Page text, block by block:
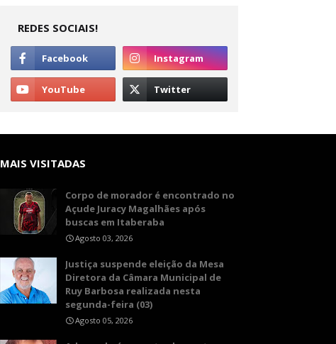
REDES SOCIAIS!
MAIS VISITADAS
Corpo de morador é encontrado no
Açude Juracy Magalhães após
buscas em Itaberaba
Agosto 03, 2026
​Justiça suspende eleição da Mesa
Diretora da Câmara Municipal de
Ruy Barbosa realizada nesta
segunda-feira (03)
Agosto 05, 2026